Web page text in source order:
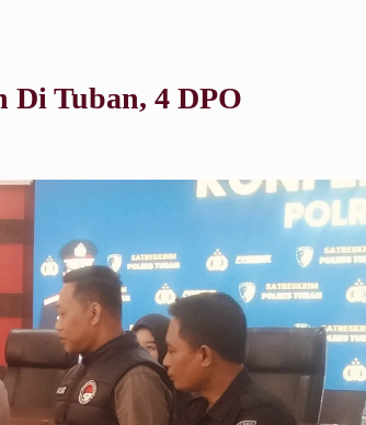
Di Tuban, 4 DPO